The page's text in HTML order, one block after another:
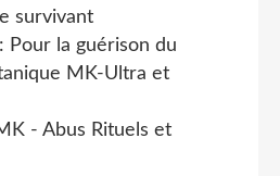
survivant
Pour la guérison du
MK-Ultra et
- Abus Rituels et